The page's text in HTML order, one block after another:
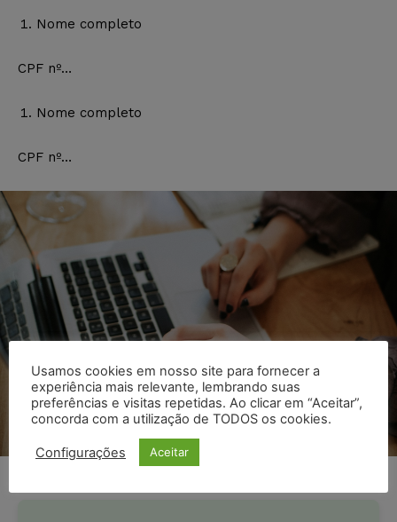
Nome completo
CPF nº…
Nome completo
CPF nº…
onUnsplash
Usamos cookies em nosso site para fornecer a
experiência mais relevante, lembrando suas
preferências e visitas repetidas. Ao clicar em “Aceitar”,
concorda com a utilização de TODOS os cookies.
Configurações Aceitar